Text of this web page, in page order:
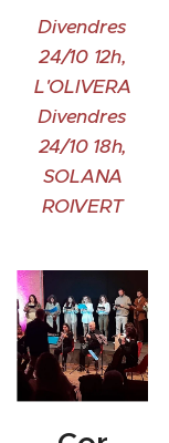
Divendres
24/10 12h,
L'OLIVERA
Divendres
24/10 18h,
SOLANA
ROIVERT